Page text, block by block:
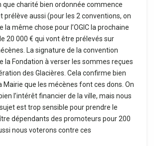
que charité bien ordonnée commence
prélève aussi (pour les 2 conventions, on
la même chose pour l’OGIC la prochaine
20 000 € qui vont être prélevés sur
La signature de la convention
la Fondation à verser les sommes reçues
des Glacières. Cela confirme bien
Mairie que les mécènes font ces dons. On
l’intérêt financier de la ville, mais nous
est trop sensible pour prendre le
dépendants des promoteurs pour 200
nous voterons contre ces